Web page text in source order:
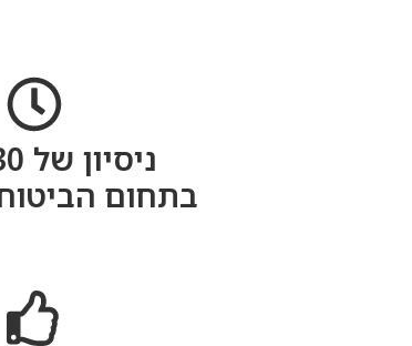
ניסיון של 30 שנים
בתחום הביטוח